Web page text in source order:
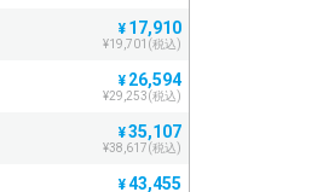
¥ 17,910
¥19,701(税込)
¥ 26,594
¥29,253(税込)
¥35,107
¥38,617(税込)
¥43,455